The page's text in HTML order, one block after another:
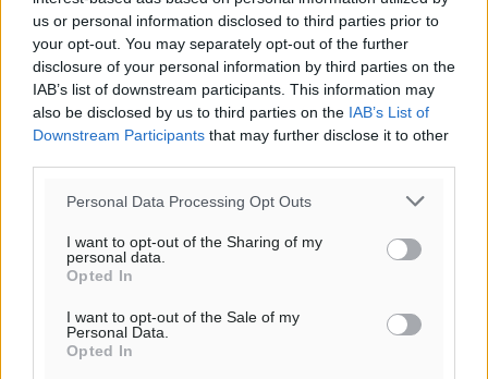
us or personal information disclosed to third parties prior to
your opt-out. You may separately opt-out of the further
disclosure of your personal information by third parties on the
IAB’s list of downstream participants. This information may
also be disclosed by us to third parties on the IAB’s List of
Downstream Participants that may further disclose it to other
Personal Data Processing Opt Outs
I want to opt-out of the Sharing of my
personal data.
Opted In
I want to opt-out of the Sale of my
Personal Data.
Opted In
ΔΕ
29°
ΤΡ
28°
ΤΕ